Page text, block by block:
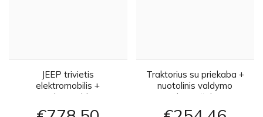
JEEP trivietis
elektromobilis +
nuotolinis valdymo
pultas - šviesiai žalias
Traktorius su priekaba +
nuotolinis valdymo
pultas - žalias